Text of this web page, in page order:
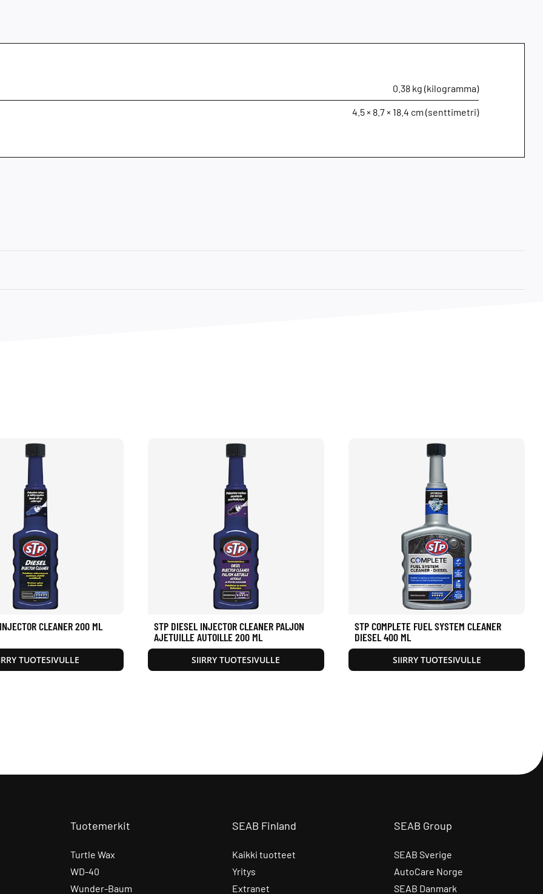
0.38 kg (kilogramma)
4.5 × 8.7 × 18.4 cm (senttimetri)
CLEANER 200 ML
TUOTESIVULLE
STP DIESEL INJECTOR CLEANER PALJON
AJETUILLE AUTOILLE 200 ML
SIIRRY TUOTESIVULLE
STP COMPLETE FUEL SYSTEM CLEANER
DIESEL 400 ML
SIIRRY TUOTESIVULLE
Tuotemerkit
Turtle Wax
WD-40
Wunder-Baum
SEAB Finland
Kaikki tuotteet
Yritys
Extranet
SEAB Group
SEAB Sverige
AutoCare Norge
SEAB Danmark